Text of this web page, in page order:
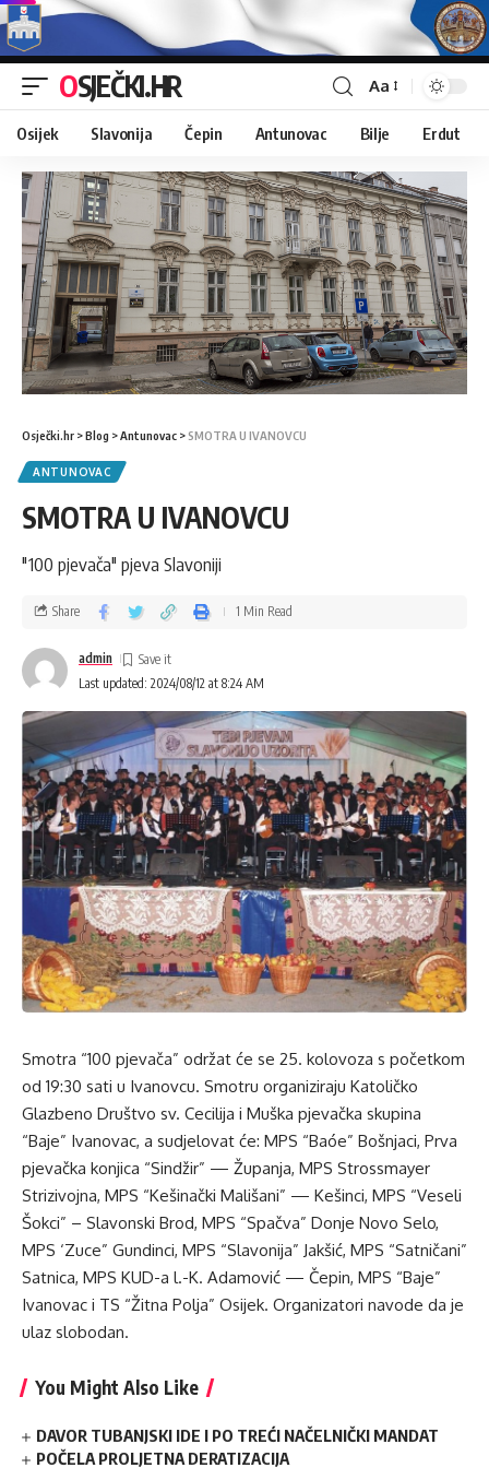
OSJEČKI.HR Aa
Osijek Slavonija Čepin Antunovac Bilje Erdut
Osječki.hr >Blog >Antunovac >SMOTRA U IVANOVCU
ANTUNOVAC
SMOTRA U IVANOVCU
"100 pjevača" pjeva Slavoniji
Last updated: 2024/08/12 at 8:24 AM
admin
Share 1 Min Read
Smotra “100 pjevača” održat će se 25. kolovoza s početkom
od 19:30 sati u Ivanovcu. Smotru organiziraju Katoličko
Glazbeno Društvo sv. Cecilija i Muška pjevačka skupina
“Baje” Ivanovac, a sudjelovat će: MPS “Baóe” Bošnjaci, Prva
pjevačka konjica “Sindžir” — Županja, MPS Strossmayer
Strizivojna, MPS “Kešinački Mališani” — Kešinci, MPS “Veseli
Šokci” – Slavonski Brod, MPS “Spačva” Donje Novo Selo,
MPS ‘Zuce” Gundinci, MPS “Slavonija” Jakšić, MPS “Satničani”
Satnica, MPS KUD-a l.-K. Adamović — Čepin, MPS “Baje”
Ivanovac i TS “Žitna Polja” Osijek. Organizatori navode da je
ulaz slobodan.
You Might Also Like
DAVOR TUBANJSKI IDE I PO TREĆI NAČELNIČKI MANDAT
POČELA PROLJETNA DERATIZACIJA